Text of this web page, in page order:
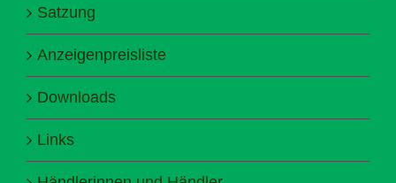
Satzung
Anzeigenpreisliste
Downloads
Links